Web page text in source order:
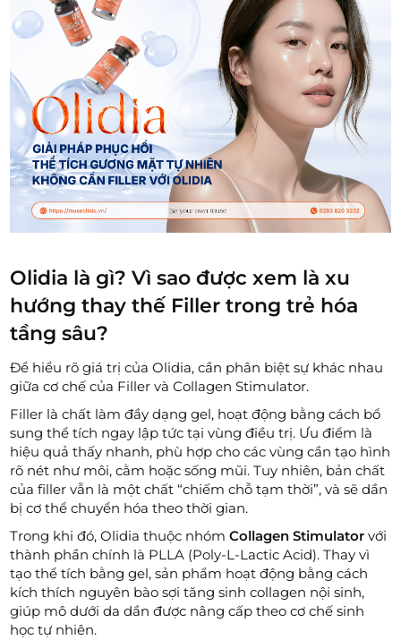
Olidia là gì? Vì sao được xem là xu
hướng thay thế Filler trong trẻ hóa
tầng sâu?
Để hiểu rõ giá trị của Olidia, cần phân biệt sự khác nhau
giữa cơ chế của Filler và Collagen Stimulator.
Filler là chất làm đầy dạng gel, hoạt động bằng cách bổ
sung thể tích ngay lập tức tại vùng điều trị. Ưu điểm là
hiệu quả thấy nhanh, phù hợp cho các vùng cần tạo hình
rõ nét như môi, cằm hoặc sống mũi. Tuy nhiên, bản chất
của filler vẫn là một chất “chiếm chỗ tạm thời”, và sẽ dần
bị cơ thể chuyển hóa theo thời gian.
Trong khi đó, Olidia thuộc nhómCollagen Stimulator với
thành phần chính là PLLA (Poly-L-Lactic Acid). Thay vì
tạo thể tích bằng gel, sản phẩm hoạt động bằng cách
kích thích nguyên bào sợi tăng sinh collagen nội sinh,
giúp mô dưới da dần được nâng cấp theo cơ chế sinh
học tự nhiên.